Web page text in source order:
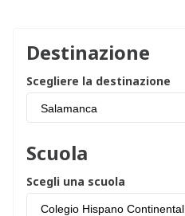
Destinazione
Scegliere la destinazione
Salamanca
Scuola
Scegli una scuola
Colegio Hispano Continental